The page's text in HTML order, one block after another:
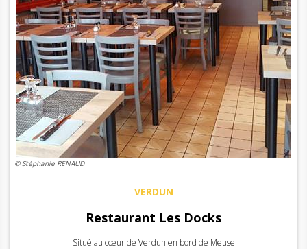
© Stéphanie RENAUD
VERDUN
Restaurant Les Docks
Situé au cœur de Verdun en bord de Meuse